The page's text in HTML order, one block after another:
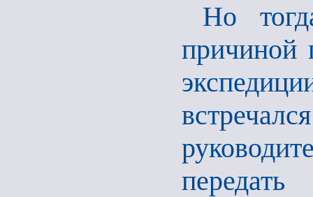
Но
причиной